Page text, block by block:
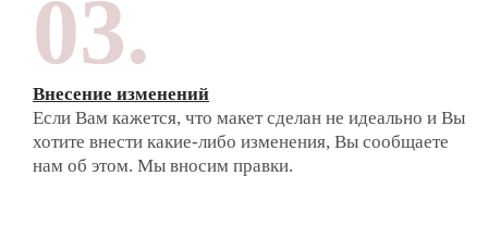
03.
Внесение изменений
Если Вам кажется, что макет сделан не идеально и Вы
хотите внести какие-либо изменения, Вы сообщаете
нам об этом. Мы вносим правки.